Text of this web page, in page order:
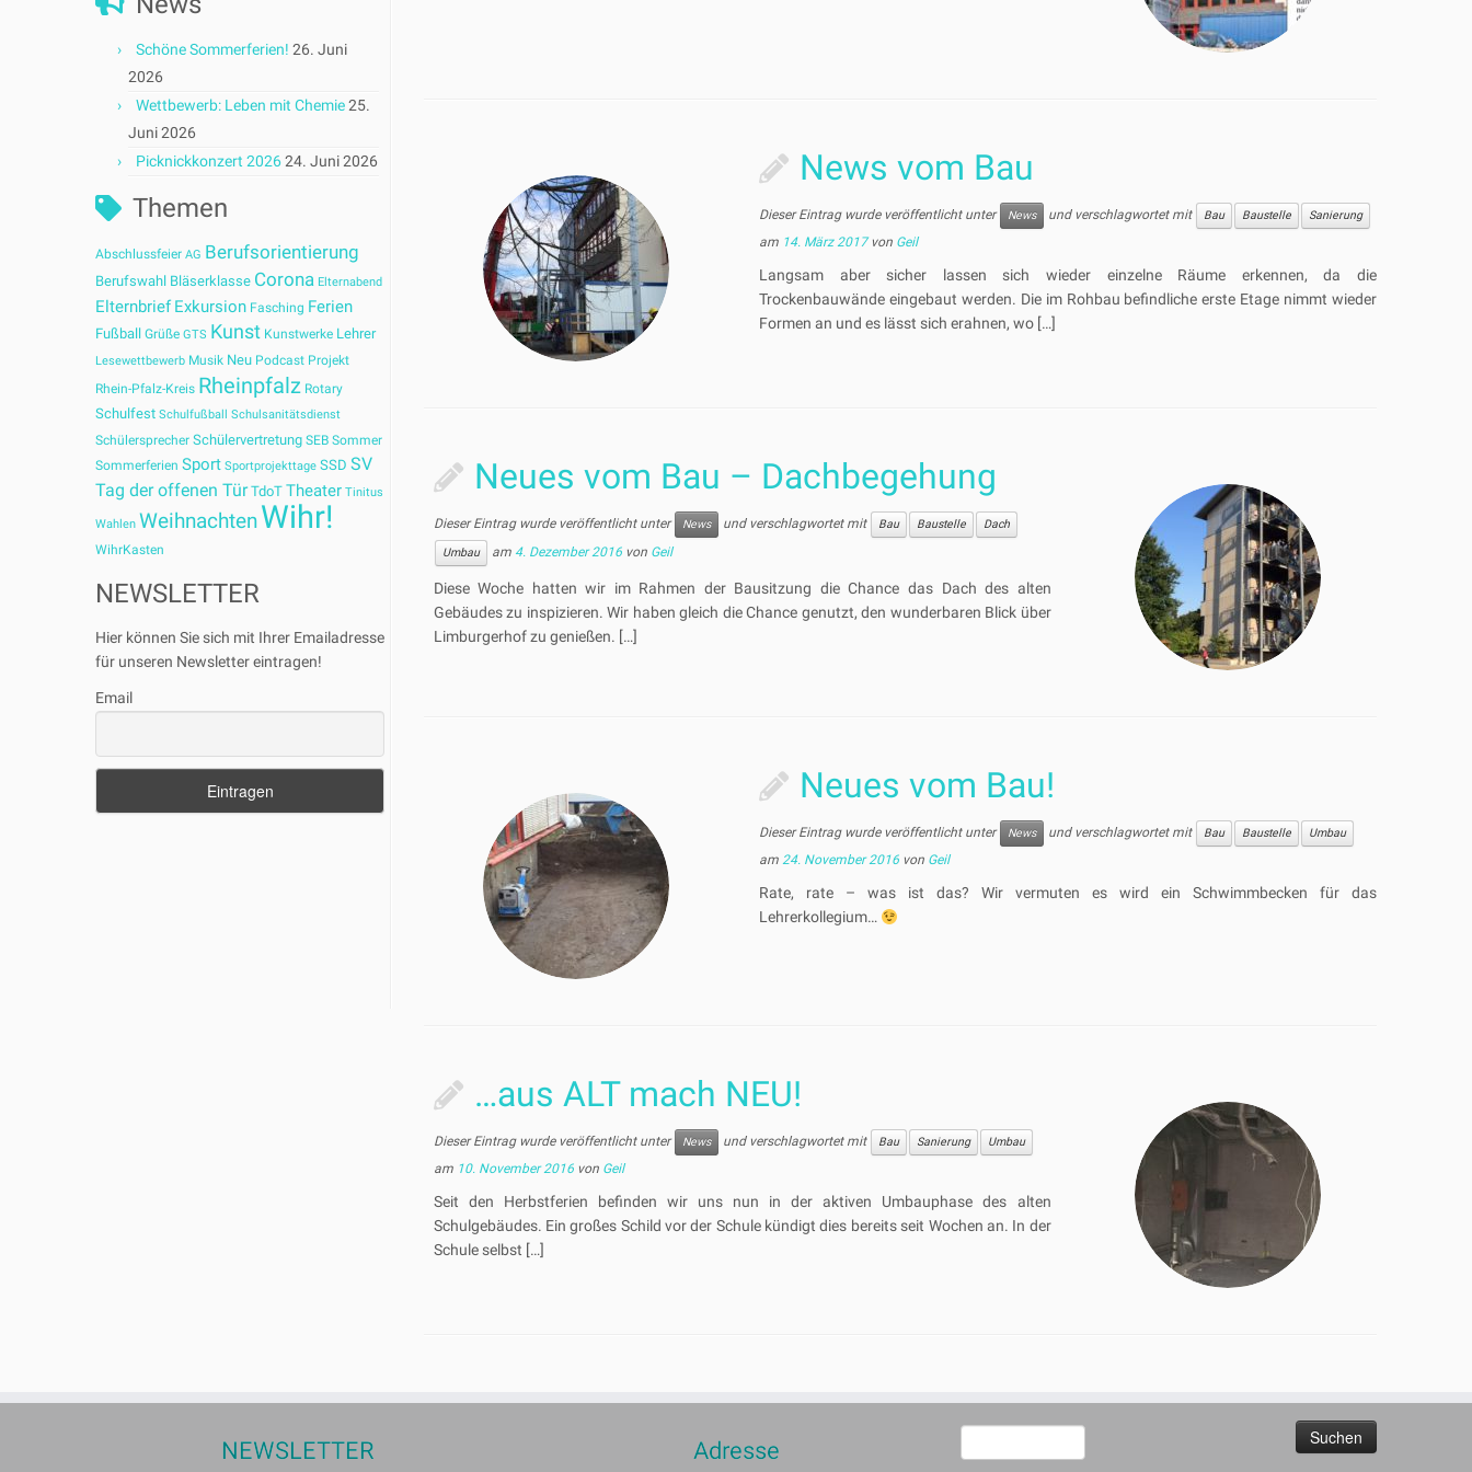
Schöne Sommerferien! 26. Juni
2026
Wettbewerb: Leben mit Chemie25.
Juni 2026
Picknickkonzert 202624. Juni 2026
Themen
Abschlussfeier AG Berufsorientierung
Berufswahl Bläserklasse Corona Elternabend
Elternbrief Exkursion Fasching Ferien
Fußball Grüße GTS Kunst Kunstwerke Lehrer
Lesewettbewerb Musik Neu Podcast Projekt
Rhein-Pfalz-Kreis Rheinpfalz Rotary
Schulfest Schulfußball Schulsanitätsdienst
Schülersprecher Schülervertretung SEB Sommer
Sommerferien Sport Sportprojekttage SSD SV
Tag der offenen Tür TdoT Theater Tinitus
Wahlen WeihnachtenWihr!
WihrKasten
NEWSLETTER
Hier können Sie sich mit Ihrer Emailadresse
für unseren Newsletter eintragen!
Email
News vom Bau
Dieser Eintrag wurde veröffentlicht unter News und verschlagwortet mit Bau Baustelle Sanierung
am 14. März 2017 von Geil
Langsam aber sicher lassen sich wieder einzelne Räume erkennen, da die
Trockenbauwände eingebaut werden. Die im Rohbau befindliche erste Etage nimmt wieder
Formen an und es lässt sich erahnen, wo […]
Neues vom Bau – Dachbegehung
Dieser Eintrag wurde veröffentlicht unter News und verschlagwortet mit Bau Baustelle
Dach
Umbau
am 4. Dezember 2016 von Geil
Diese Woche hatten wir im Rahmen der Bausitzung die Chance das Dach des alten
Gebäudes zu inspizieren. Wir haben gleich die Chance genutzt, den wunderbaren Blick über
Limburgerhof zu genießen. […]
Neues vom Bau!
Dieser Eintrag wurde veröffentlicht unter News und verschlagwortet mit Bau Baustelle Umbau
am24. November 2016 von Geil
Rate, rate – was ist das? Wir vermuten es wird ein Schwimmbecken für das
Lehrerkollegium…
…aus ALT mach NEU!
Dieser Eintrag wurde veröffentlicht unter News und verschlagwortet mit Bau Sanierung Umbau
am 10. November 2016 von Geil
Seit den Herbstferien befinden wir uns nun in der aktiven Umbauphase des alten
Schulgebäudes. Ein großes Schild vor der Schule kündigt dies bereits seit Wochen an. In der
Schule selbst […]
NEWSLETTER Adresse
nach: